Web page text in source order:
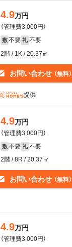
4.9万円
（管理費3,000円）
敷 不要 礼 不要
2階 / 1K / 20.37㎡
お問い合わせ （無料）
提供
4.9万円
（管理費3,000円）
敷 不要 礼 不要
2階 / 8R / 20.37㎡
お問い合わせ （無料）
4.9万円
（管理費3,000円）